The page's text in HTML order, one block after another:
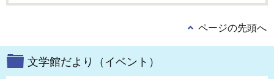
ページの先頭へ
文学館だより（イベント）